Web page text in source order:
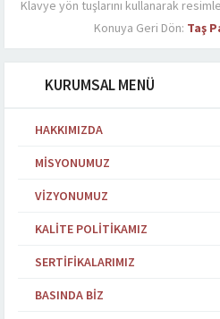
Klavye yön tuşlarını kullanarak
Konuya Geri Dön: Taş
KURUMSAL MENÜ
HAKKIMIZDA
MISYONUMUZ
VIZYONUMUZ
KALITE POLITIKAMIZ
SERTIFIKALARIMIZ
BASINDA BIZ